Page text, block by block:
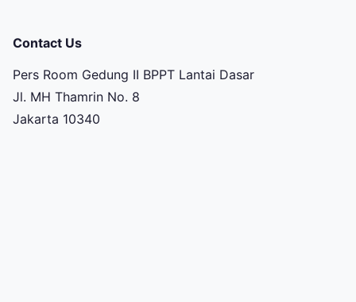
Contact Us
Pers Room Gedung II BPPT Lantai Dasar
Jl. MH Thamrin No. 8
Jakarta 10340